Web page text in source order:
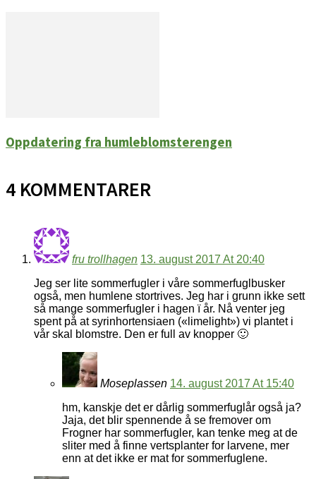
Oppdatering fra humleblomsterengen
4 KOMMENTARER
fru trollhagen 13. august 2017 At 20:40
Jeg ser lite sommerfugler i våre sommerfuglbusker
også, men humlene stortrives. Jeg har i grunn ikke sett
så mange sommerfugler i hagen ï år. Nå venter jeg
spent på at syrinhortensiaen («limelight») vi plantet i
vår skal blomstre. Den er full av knopper 🙂
Moseplassen 14. august 2017 At 15:40
hm, kanskje det er dårlig sommerfuglår også ja?
Jaja, det blir spennende å se fremover om
Frogner har sommerfugler, kan tenke meg at de
sliter med å finne vertsplanter for larvene, mer
enn at det ikke er mat for sommerfuglene.